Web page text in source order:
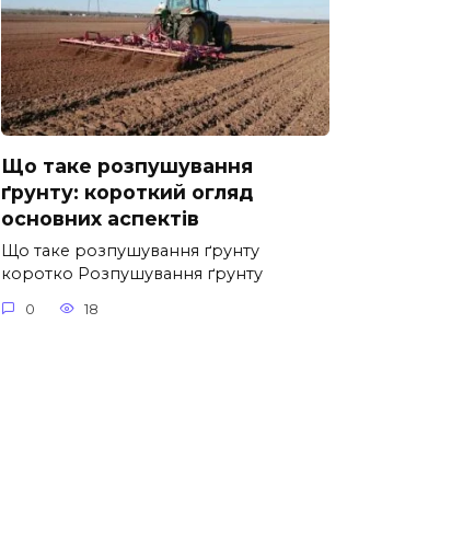
Що таке розпушування
ґрунту: короткий огляд
основних аспектів
Що таке розпушування ґрунту
коротко Розпушування ґрунту
0 18